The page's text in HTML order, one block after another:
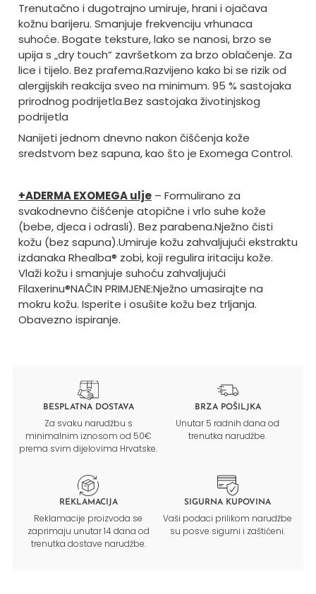
Trenutačno i dugotrajno umiruje, hrani i ojačava
kožnu barijeru. Smanjuje frekvenciju vrhunaca
suhoće. Bogate teksture, lako se nanosi, brzo se
upija s „dry touch“ završetkom za brzo oblačenje. Za
lice i tijelo. Bez prafema.Razvijeno kako bi se rizik od
alergijskih reakcija sveo na minimum. 95 % sastojaka
prirodnog podrijetla.Bez sastojaka životinjskog
podrijetla
Nanijeti jednom dnevno nakon čišćenja kože
sredstvom bez sapuna, kao što je Exomega Control.
+ADERMA EXOMEGA ulje– Formulirano za
svakodnevno čišćenje atopične i vrlo suhe kože
(bebe, djeca i odrasli). Bez parabena.Nježno čisti
kožu (bez sapuna).Umiruje kožu zahvaljujući ekstraktu
izdanaka Rhealba® zobi, koji regulira iritaciju kože.
Vlaži kožu i smanjuje suhoću zahvaljujući
Filaxerinu®NAČIN PRIMJENE:Nježno umasirajte na
mokru kožu. Isperite i osušite kožu bez trljanja.
Obavezno ispiranje.
BESPLATNA DOSTAVA
Za svaku narudžbu s
minimalnim iznosom od 50€
prema svim dijelovima Hrvatske.
BRZA POŠILJKA
Unutar 5 radnih dana od
trenutka narudžbe.
REKLAMACIJA
Reklamacije proizvoda se
zaprimaju unutar 14 dana od
trenutka dostave narudžbe.
SIGURNA KUPOVINA
Vaši podaci prilikom narudžbe
su posve sigurni i zaštićeni.